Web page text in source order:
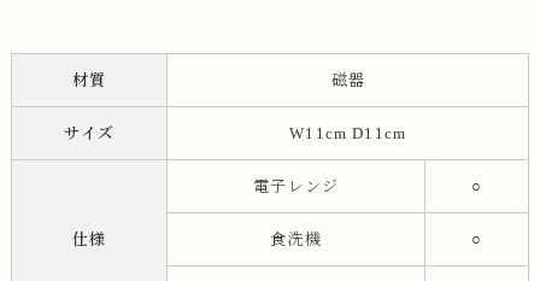
材質 磁器
サイズ W11cm D11cm
仕様
電子レンジ ○
食洗機 ○